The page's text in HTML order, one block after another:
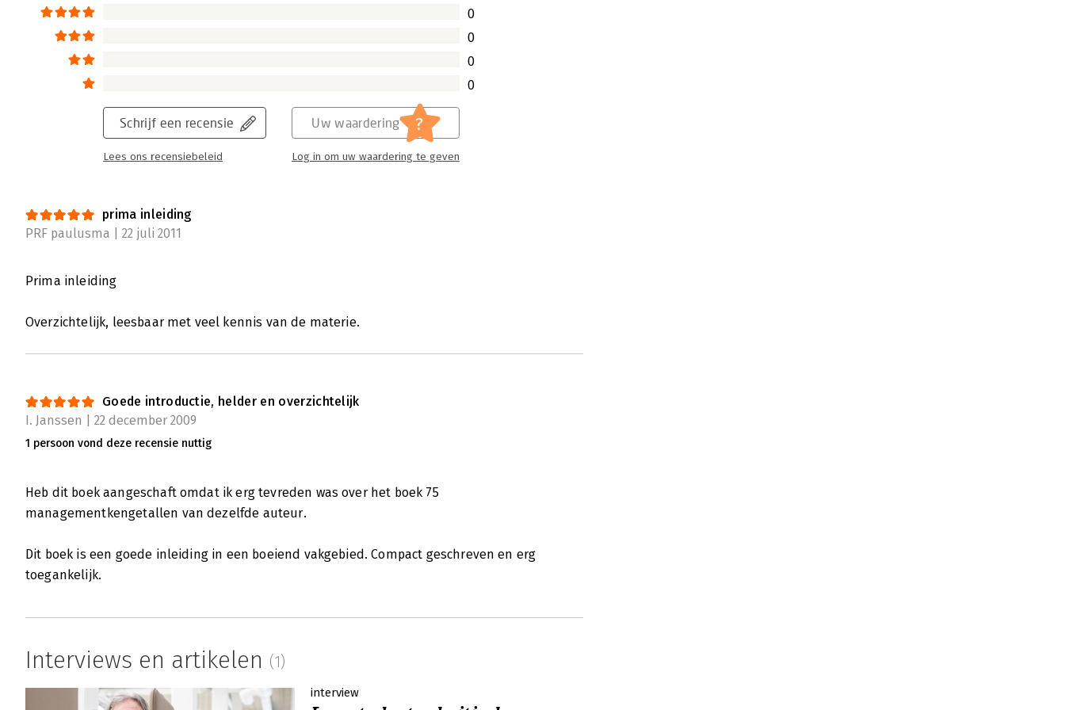
0
0
0
0
Schrijf een recensie
Lees ons recensiebeleid
Uw waardering ?
Log in om uw waardering te geven
prima inleiding
PRF paulusma | 22 juli 2011
Prima inleiding
Overzichtelijk, leesbaar met veel kennis van de materie.
Goede introductie, helder en overzichtelijk
I. Janssen | 22 december 2009
1 persoon vond deze recensie nuttig
Heb dit boek aangeschaft omdat ik erg tevreden was over het boek 75
managementkengetallen van dezelfde auteur.
Dit boek is een goede inleiding in een boeiend vakgebied. Compact geschreven en erg
toegankelijk.
Interviews en artikelen (1)
interview